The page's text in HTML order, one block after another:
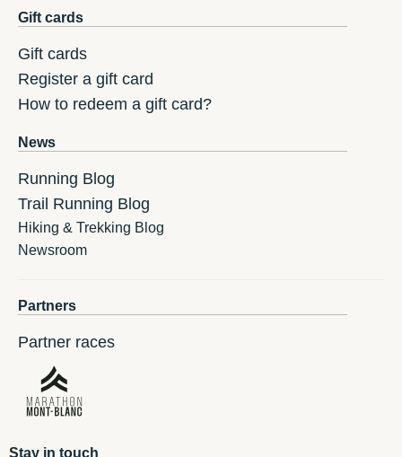
Gift cards
Gift cards
Register a gift card
How to redeem a gift card?
News
Running Blog
Trail Running Blog
Hiking & Trekking Blog
Newsroom
Partners
Partner races
Stay in touch